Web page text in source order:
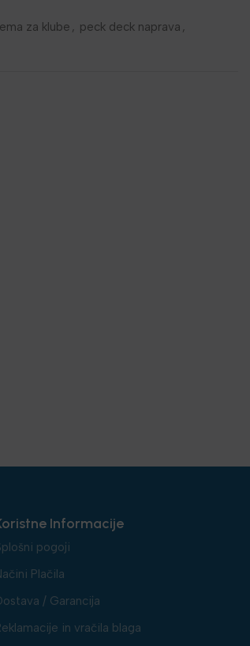
za klube , peck deck naprava ,
Informacije
pogoji
Plačila
/ Garancija
in vračila blaga